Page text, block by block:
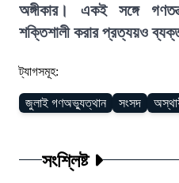
অঙ্গীকার। একই সঙ্গে
শক্তিশালী করার প্রত্যয়ও
ট্যাগসমূহ:
জুলাই গণঅভ্যুত্থান সংসদ
সংশ্লিষ্ট